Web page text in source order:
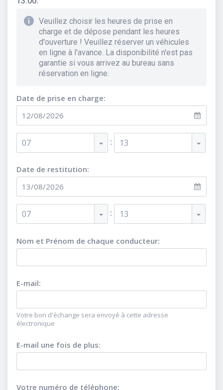
Veuillez choisir les heures de prise en
charge et de dépose pendant les heures
d'ouverture ! Veuillez réserver un véhicules
en ligne à l'avance. La disponibilité n'est pas
garantie si vous arrivez au bureau sans
réservation en ligne.
Date de prise en charge:
07 : 13
Date de restitution:
07 : 13
Nom et Prénom de chaque conducteur:
E-mail:
Votre bon d'échange sera envoyé à cette adresse
électronique
E-mail une fois de plus:
Votre numéro de téléphone: